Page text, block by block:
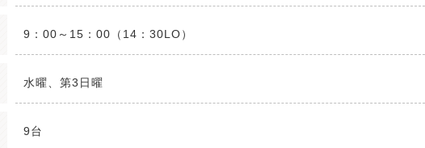
9：00～15：00（14：30LO）
水曜、第3日曜
9台